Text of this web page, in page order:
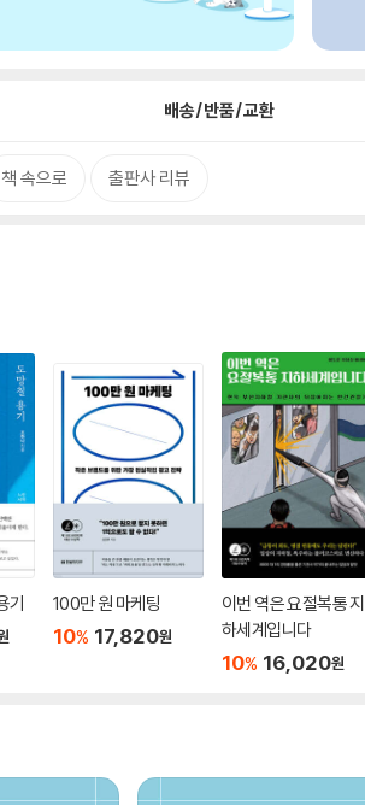
배송/반품/교환
책 속으로 출판사 리뷰
기 100만 원 마케팅
10% 17,820원
이번 역은 요절복통 지
하세계입니다
10% 16,020원